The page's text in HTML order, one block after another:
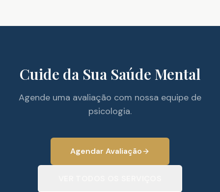
Cuide da Sua Saúde Mental
Agende uma avaliação com nossa equipe de
psicologia.
Agendar Avaliação